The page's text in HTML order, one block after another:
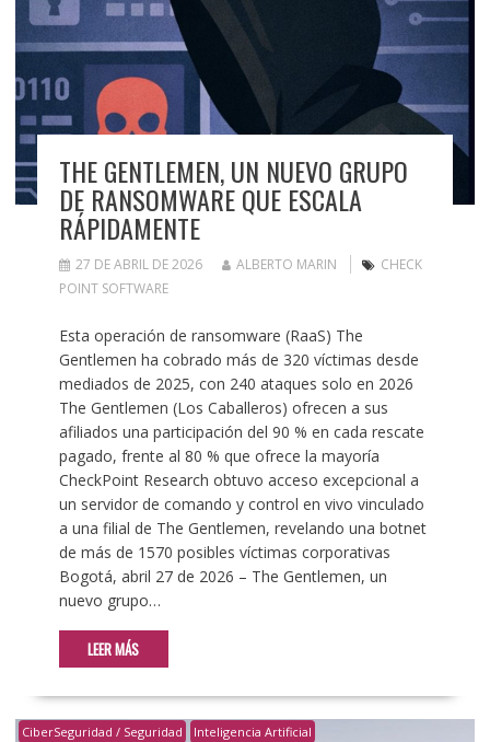
THE GENTLEMEN, UN NUEVO GRUPO
DE RANSOMWARE QUE ESCALA
RÁPIDAMENTE
27 DE ABRIL DE 2026 ALBERTO MARIN
CHECK
POINT SOFTWARE
Esta operación de ransomware (RaaS) The
Gentlemen ha cobrado más de 320 víctimas desde
mediados de 2025, con 240 ataques solo en 2026
The Gentlemen (Los Caballeros) ofrecen a sus
afiliados una participación del 90 % en cada rescate
pagado, frente al 80 % que ofrece la mayoría
CheckPoint Research obtuvo acceso excepcional a
un servidor de comando y control en vivo vinculado
a una filial de The Gentlemen, revelando una botnet
de más de 1570 posibles víctimas corporativas
Bogotá, abril 27 de 2026 – The Gentlemen, un
nuevo grupo…
LEER MÁS
CiberSeguridad / Seguridad Inteligencia Artificial